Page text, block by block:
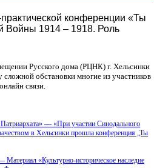
конференции «Ты
Войны 1914 – 1918. Роль
Русского дома (РЦНК) г. Хельсинки
обстановки многие из участников
связи.
Патриархата» — «При участии Синодального
в Хельсинки прошла конференция „Ты
Материал «Культурно-историческое наследие